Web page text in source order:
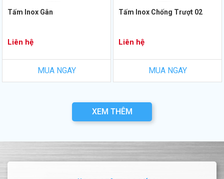
Tấm Inox Gân
Liên hệ
MUA NGAY
Tấm Inox Chống Trượt 02
Liên hệ
MUA NGAY
XEM THÊM